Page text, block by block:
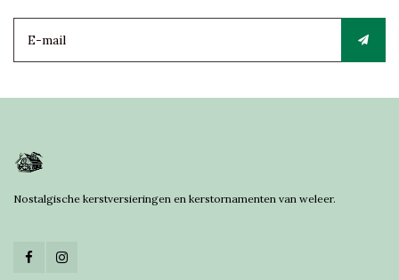
Nostalgische kerstversieringen en kerstornamenten van weleer.